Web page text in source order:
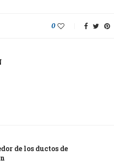
0
de los ductos de